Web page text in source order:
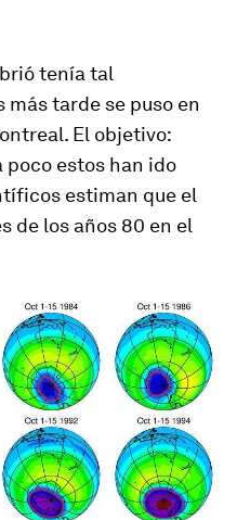
tenía tal
más tarde se puso en
El objetivo:
poco estos han ido
estiman que el
de los años 80 en el